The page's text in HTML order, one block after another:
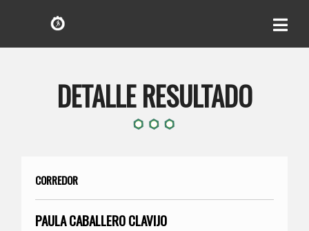
DETALLE RESULTADO
CORREDOR
PAULA CABALLERO CLAVIJO